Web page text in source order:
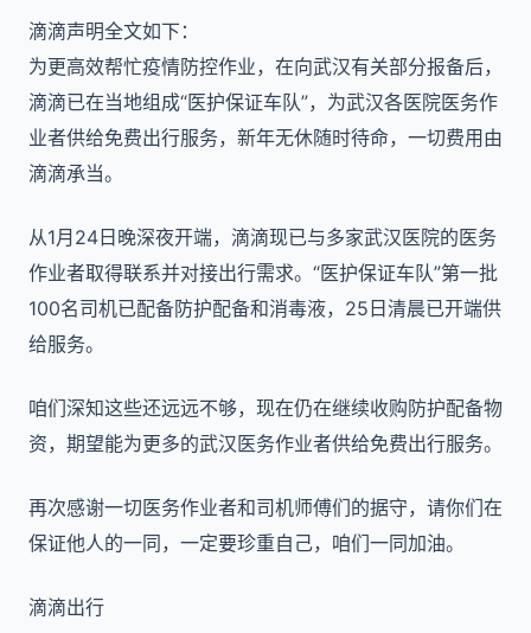
滴滴声明全文如下：
为更高效帮忙疫情防控作业，在向武汉有关部分报备后，
滴滴已在当地组成“医护保证车队”，为武汉各医院医务作
业者供给免费出行服务，新年无休随时待命，一切费用由
滴滴承当。
从1月24日晚深夜开端，滴滴现已与多家武汉医院的医务
作业者取得联系并对接出行需求。“医护保证车队”第一批
100名司机已配备防护配备和消毒液，25日清晨已开端供
给服务。
咱们深知这些还远远不够，现在仍在继续收购防护配备物
资，期望能为更多的武汉医务作业者供给免费出行服务。
再次感谢一切医务作业者和司机师傅们的据守，请你们在
保证他人的一同，一定要珍重自己，咱们一同加油。
滴滴出行